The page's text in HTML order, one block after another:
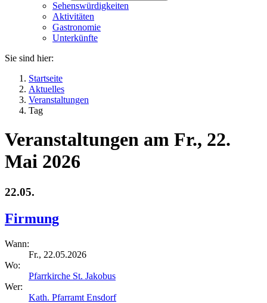
Sehenswürdigkeiten
Aktivitäten
Gastronomie
Unterkünfte
Sie sind hier:
Startseite
Aktuelles
Veranstaltungen
Tag
Veranstaltungen am Fr., 22.
Mai 2026
22.05.
Firmung
Wann:
Fr., 22.05.2026
Wo:
Pfarrkirche St. Jakobus
Wer:
Kath. Pfarramt Ensdorf